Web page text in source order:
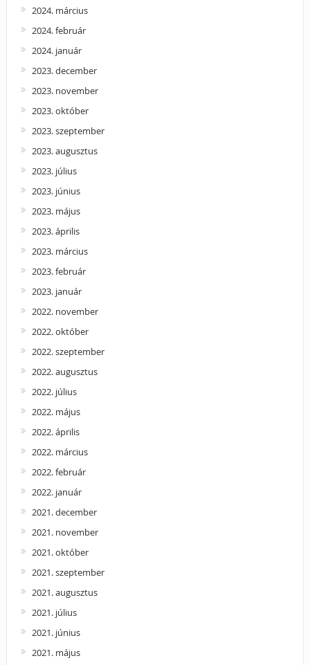
2024. március
2024. február
2024. január
2023. december
2023. november
2023. október
2023. szeptember
2023. augusztus
2023. július
2023. június
2023. május
2023. április
2023. március
2023. február
2023. január
2022. november
2022. október
2022. szeptember
2022. augusztus
2022. július
2022. május
2022. április
2022. március
2022. február
2022. január
2021. december
2021. november
2021. október
2021. szeptember
2021. augusztus
2021. július
2021. június
2021. május